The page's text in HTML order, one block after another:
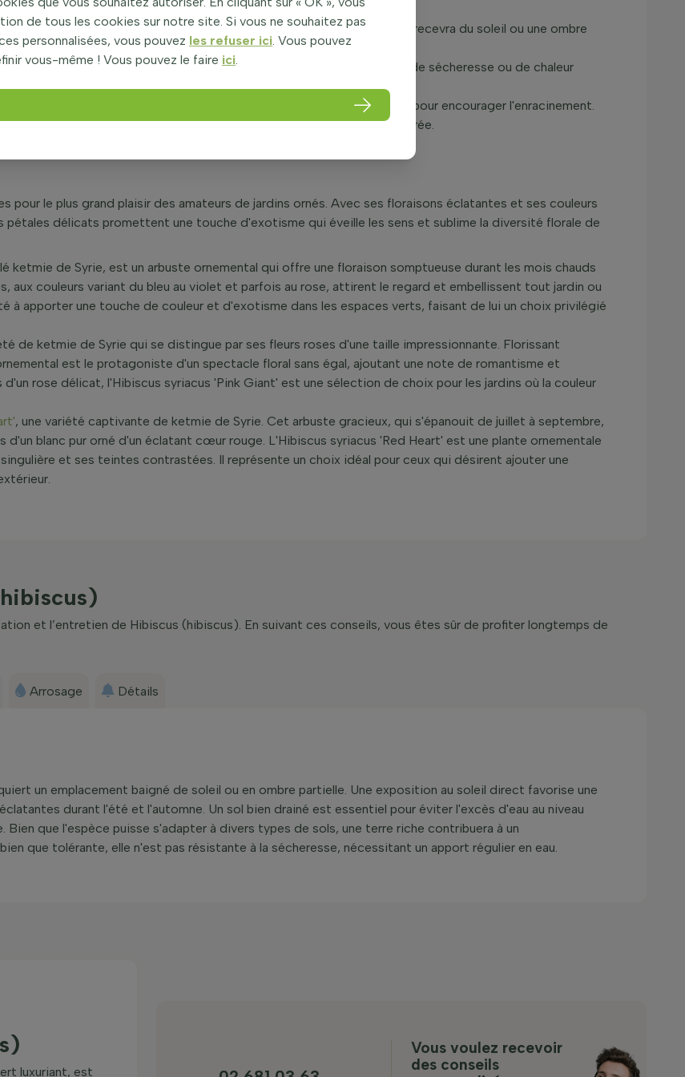
votre Hibiscus dans un sol bien drainé et dans un emplacement où il recevra du soleil ou une ombre
un arrosage régulier est recommandé, surtout pendant les périodes de sécheresse ou de chaleur
Prélevez une bouture saine en été et plantez-la dans un sol fertile pour encourager l'enracinement.
mais elle peut être effectuée pour maintenir la forme ou la taille désirée.
avec du paillis pour aider à préserver les racines du froid.
pour le plus grand plaisir des amateurs de jardins ornés. Avec ses floraisons éclatantes et ses couleurs
pétales délicats promettent une touche d'exotisme qui éveille les sens et sublime la diversité florale de
ketmie de Syrie, est un arbuste ornemental qui offre une floraison somptueuse durant les mois chauds
aux couleurs variant du bleu au violet et parfois au rose, attirent le regard et embellissent tout jardin ou
à apporter une touche de couleur et d'exotisme dans les espaces verts, faisant de lui un choix privilégié
de ketmie de Syrie qui se distingue par ses fleurs roses d'une taille impressionnante. Florissant
est le protagoniste d'un spectacle floral sans égal, ajoutant une note de romantisme et
rose délicat, l'Hibiscus syriacus 'Pink Giant' est une sélection de choix pour les jardins où la couleur
, une variété captivante de ketmie de Syrie. Cet arbuste gracieux, qui s'épanouit de juillet à septembre,
blanc pur orné d'un éclatant cœur rouge. L'Hibiscus syriacus 'Red Heart' est une plante ornementale
et ses teintes contrastées. Il représente un choix idéal pour ceux qui désirent ajouter une
et l’entretien de Hibiscus (hibiscus). En suivant ces conseils, vous êtes sûr de profiter longtemps de
Arrosage Détails
un emplacement baigné de soleil ou en ombre partielle. Une exposition au soleil direct favorise une
durant l'été et l'automne. Un sol bien drainé est essentiel pour éviter l'excès d'eau au niveau
que l'espèce puisse s'adapter à divers types de sols, une terre riche contribuera à un
que tolérante, elle n'est pas résistante à la sécheresse, nécessitant un apport régulier en eau.
luxuriant, est
Vous voulez recevoir
des conseils
de tous les cookies sur notre site. Si vous ne souhaitez pas
personnalisées, vous pouvez les refuser ici. Vous pouvez
vous-même ! Vous pouvez le faire ici.